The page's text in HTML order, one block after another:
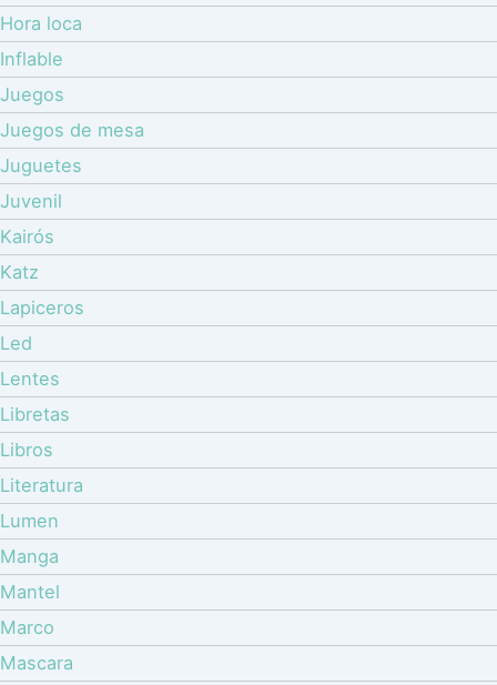
Hora loca
Inflable
Juegos
Juegos de mesa
Juguetes
Juvenil
Kairós
Katz
Lapiceros
Led
Lentes
Libretas
Libros
Literatura
Lumen
Manga
Mantel
Marco
Mascara